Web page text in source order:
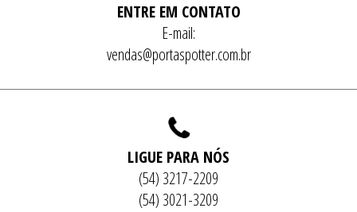
ENTRE EM CONTATO
E-mail:
vendas@portaspotter.com.br
LIGUE PARA NÓS
(54) 3217-2209
(54) 3021-3209